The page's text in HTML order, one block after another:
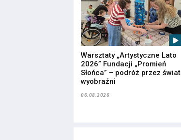
Warsztaty „Artystyczne Lato
2026” Fundacji „Promień
Słońca” – podróż przez świat
wyobraźni
06.08.2026